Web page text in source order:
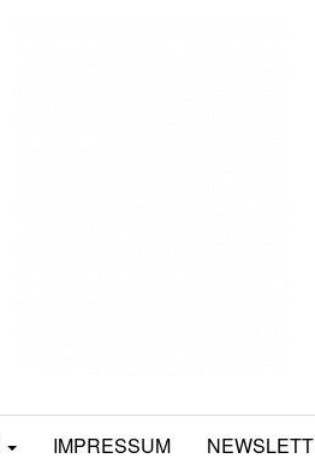
IMPRESSUM